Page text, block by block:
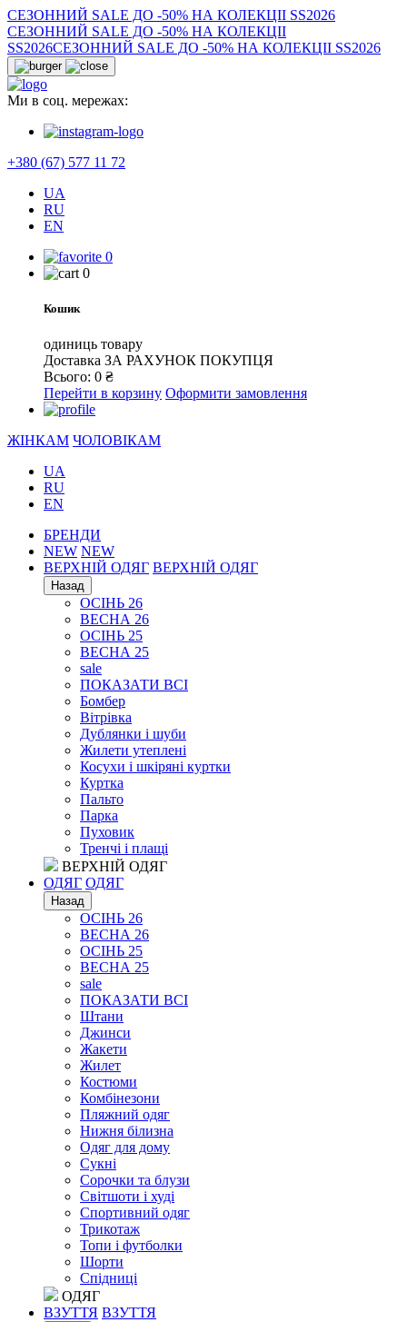
СЕЗОННИЙ SALE ДО -50% НА КОЛЕКЦІІ SS2026
СЕЗОННИЙ SALE ДО -50% НА КОЛЕКЦІІ
SS2026СЕЗОННИЙ SALE ДО -50% НА КОЛЕКЦІІ SS2026
Ми в соц. мережах:
+380 (67) 577 11 72
UA
RU
EN
0
0
Кошик
одиниць товару
Доставка ЗА РАХУНОК ПОКУПЦЯ
Всього: 0 ₴
Перейти в корзину Оформити замовлення
ЖІНКАМ ЧОЛОВІКАМ
UA
RU
EN
БРЕНДИ
NEW NEW
ВЕРХНІЙ ОДЯГ ВЕРХНІЙ ОДЯГ
Назад
ОСІНЬ 26
ВЕСНА 26
ОСІНЬ 25
ВЕСНА 25
sale
ПОКАЗАТИ ВСІ
Бомбер
Вітрівка
Дублянки і шуби
Жилети утеплені
Косухи і шкіряні куртки
Куртка
Пальто
Парка
Пуховик
Тренчі і плащі
ВЕРХНІЙ ОДЯГ
ОДЯГ ОДЯГ
Назад
ОСІНЬ 26
ВЕСНА 26
ОСІНЬ 25
ВЕСНА 25
sale
ПОКАЗАТИ ВСІ
Штани
Джинси
Жакети
Жилет
Костюми
Комбінезони
Пляжний одяг
Нижня білизна
Одяг для дому
Сукні
Сорочки та блузи
Світшоти і худі
Спортивний одяг
Трикотаж
Топи і футболки
Шорти
Спідниці
ОДЯГ
ВЗУТТЯ ВЗУТТЯ